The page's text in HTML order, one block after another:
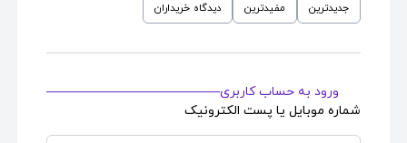
جدیدترین
مفیدترین دیدگاه خریداران
ورود به حساب کاربری
شماره موبایل یا پست الکترونیک